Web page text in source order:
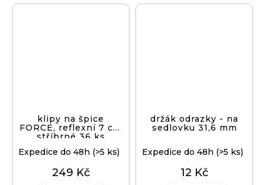
klipy na špice
FORCE, reflexní 7 cm
stříbrné 36 ks
Expedice do 48h (>5 ks)
249 Kč
držák odrazky - na
sedlovku 31,6 mm
Expedice do 48h (>5 ks)
12 Kč